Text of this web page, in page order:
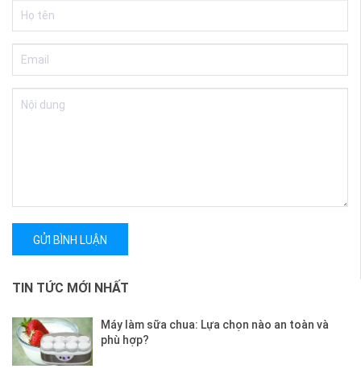
GỬI BÌNH LUẬN
TIN TỨC MỚI NHẤT
Máy làm sữa chua: Lựa chọn nào an toàn và
phù hợp?